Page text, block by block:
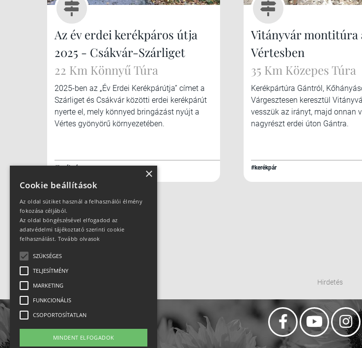
Az év erdei kerékpáros útja
2025 - Csákvár-Szárliget
22 Km Könnyű Túra
2025-ben az „Év Erdei Kerékpárútja” címet a
Szárliget és Csákvár közötti erdei kerékpárút
nyerte el, mely könnyed bringázást nyújt a
Vértes gyönyörű környezetében.
#kerékpár
Vitányvár montitúra
Vértesben
35 Km Közepes Túra
Kerékpártúra Gántról,
Várgesztesen keresztül
vesszük az irányt, majd onnan
nagyrészt erdei úton Gántra.
#kerékpár
Hirdetés
×
Cookie beállítások
Az oldal sütiket használ a felhasználói élmény
fokozása céljából.
Az oldal böngészésével elfogadod az
adatvédelmi tájékoztató szerinti cookie
felhasználást. Tovább olvasok
SZÜKSÉGES
TELJESÍTMÉNY
MARKETING
FUNKCIONÁLIS
CSOPORTOSÍTATLAN
MINDENT ELFOGADOK